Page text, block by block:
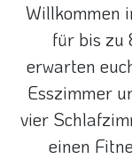
Willkommen
für bis zu
erwarten
Esszimmer
vier
einen